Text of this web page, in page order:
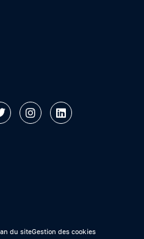
du siteGestion des cookies